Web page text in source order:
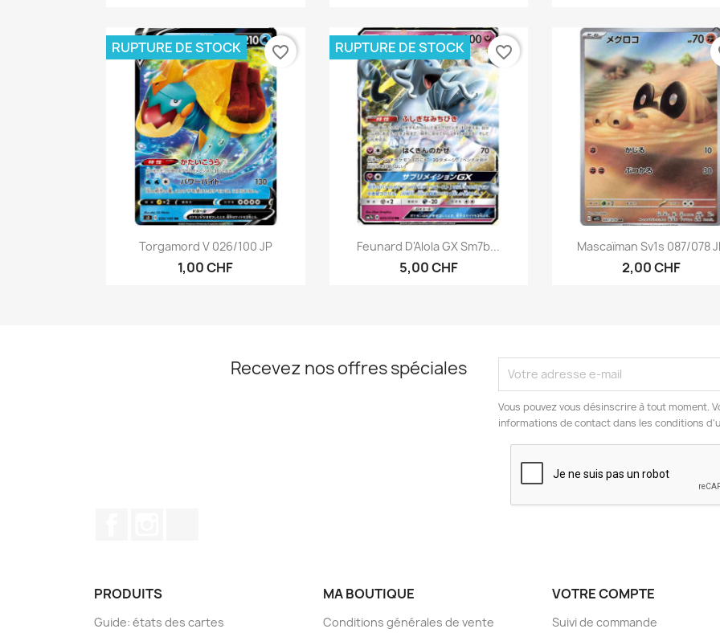
Aperçu rapide
Torgamord V 026/100 JP
1,00 CHF
RUPTURE DE STOCK favorite_border
Aperçu rapide
Feunard D'Alola GX Sm7b...
5,00 CHF
RUPTURE DE STOCK favorite_border
Aperçu rapide
Mascaïman Sv1s 087/078
2,00 CHF
Recevez nos offres spéciales
Vous pouvez vous désinscrire à tout moment.
informations de contact dans les conditions
PRODUITS
Guide: états des cartes
MA BOUTIQUE
Conditions générales de vente
VOTRE COMPTE
Suivi de commande